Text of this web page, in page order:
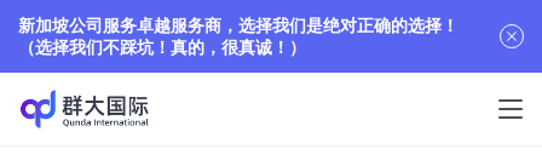
新加坡公司服务卓越服务商，选择我们是绝对正确的选择！
（选择我们不踩坑！真的，很真诚！）